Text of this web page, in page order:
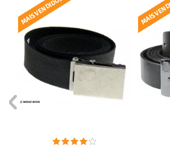
MAIS VENDIDOS! MAIS